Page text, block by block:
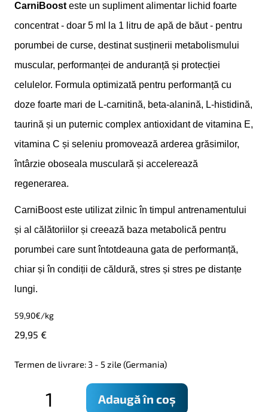
CarniBoost este un supliment alimentar lichid foarte
concentrat - doar 5 ml la 1 litru de apă de băut - pentru
porumbei de curse, destinat susținerii metabolismului
muscular, performanței de anduranță și protecției
celulelor. Formula optimizată pentru performanță cu
doze foarte mari de L-carnitină, beta-alanină, L-histidină,
taurină și un puternic complex antioxidant de vitamina E,
vitamina C și seleniu promovează arderea grăsimilor,
întârzie oboseala musculară și accelerează
regenerarea.
CarniBoost este utilizat zilnic în timpul antrenamentului
și al călătoriilor și creează baza metabolică pentru
porumbei care sunt întotdeauna gata de performanță,
chiar și în condiții de căldură, stres și stres pe distanțe
lungi.
59,90€/kg
29,95 €
Termen de livrare: 3 - 5 zile (Germania)
Cantitate
Adaugă în coș